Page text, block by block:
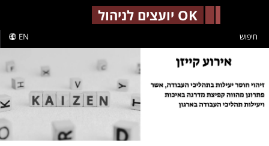
OK יועצים לניהול
EN חיפוש